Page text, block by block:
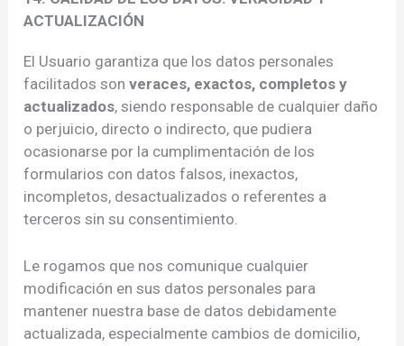
ACTUALIZACIÓN
El Usuario garantiza que los datos personales
facilitados sonveraces, exactos, completos y
actualizados, siendo responsable de cualquier daño
o perjuicio, directo o indirecto, que pudiera
ocasionarse por la cumplimentación de los
formularios con datos falsos, inexactos,
incompletos, desactualizados o referentes a
terceros sin su consentimiento.
Le rogamos que nos comunique cualquier
modificación en sus datos personales para
mantener nuestra base de datos debidamente
actualizada, especialmente cambios de domicilio,